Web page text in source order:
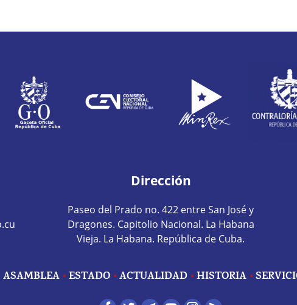
Dirección
Paseo del Prado no. 422 entre San José y
Dragones. Capitolio Nacional. La Habana
Vieja. La Habana. República de Cuba.
ASAMBLEA ESTADO ACTUALIDAD HISTORIA
Redes sociales home